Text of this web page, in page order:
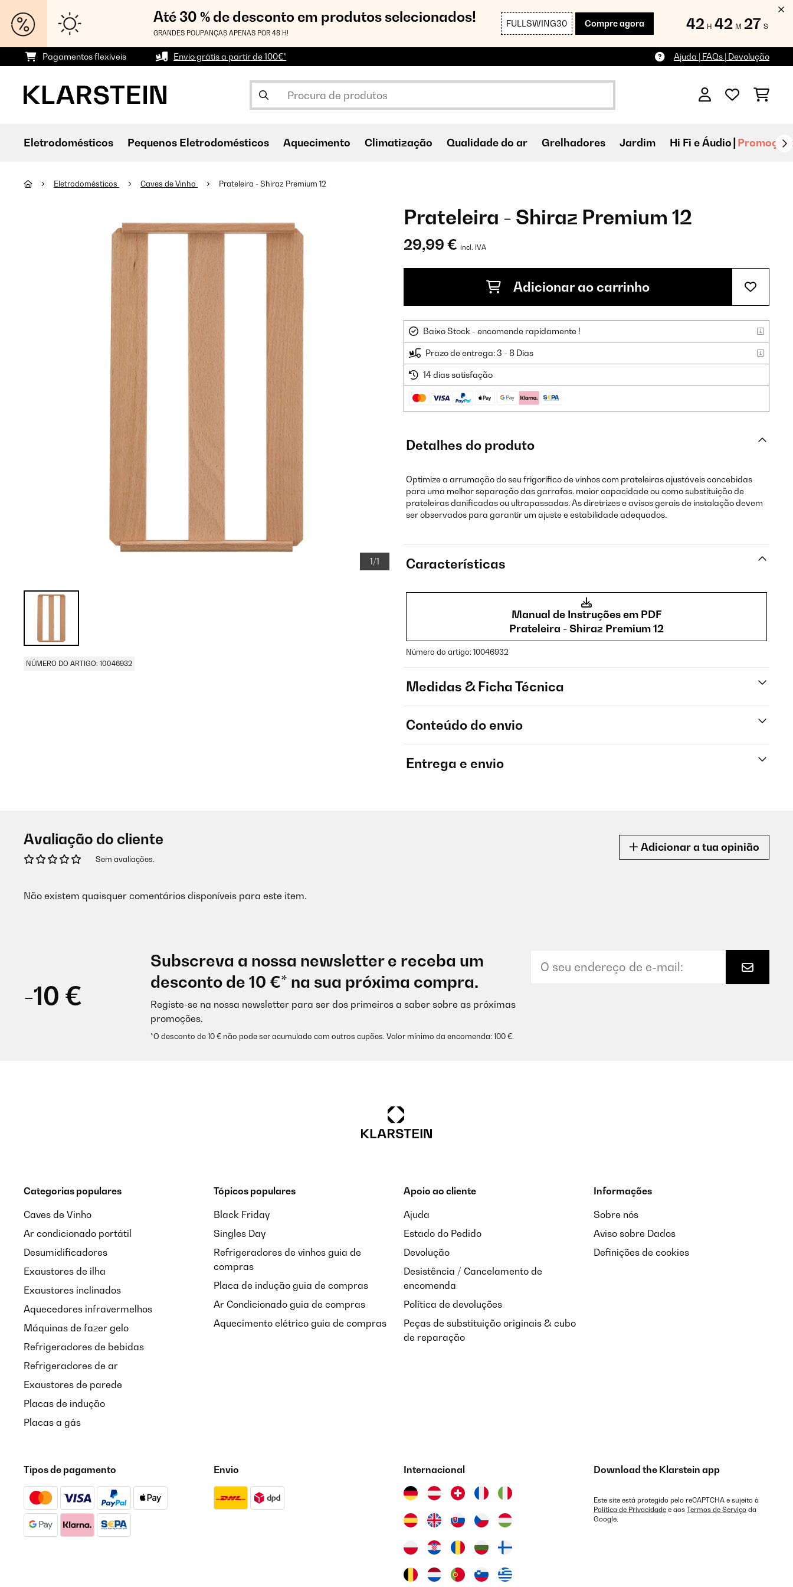
Até 30 % de desconto em produtos selecionados!
GRANDES POUPANÇAS APENAS POR 48 H!
FULLSWING30 Compre agora 42 H 42 M 25 S
Pagamentos flexíveis Envio grátis a partir de 100€* Ajuda | FAQs | Devolução
Eletrodomésticos Pequenos Eletrodomésticos Aquecimento Climatização Qualidade do ar Grelhadores Jardim Hi Fi e Áudio
Eletrodomésticos Caves de Vinho Prateleira - Shiraz Premium 12
1/1
NÚMERO DO ARTIGO: 10046932
Prateleira - Shiraz Premium 12
29,99 € incl. IVA
Adicionar ao carrinho
Baixo Stock - encomende rapidamente !
Prazo de entrega: 3 - 8 Dias
14 dias satisfação
Detalhes do produto
Optimize a arrumação do seu frigorífico de vinhos com prateleiras ajustáveis concebidas
para uma melhor separação das garrafas, maior capacidade ou como substituição de
prateleiras danificadas ou ultrapassadas. As diretrizes e avisos gerais de instalação devem
ser observados para garantir um ajuste e estabilidade adequados.
Características
Manual de Instruções em PDF
Prateleira - Shiraz Premium 12
Número do artigo: 10046932
Medidas & Ficha Técnica
Conteúdo do envio
Entrega e envio
Avaliação do cliente
Sem avaliações.
Adicionar a tua opinião
Não existem quaisquer comentários disponíveis para este item.
-10 €
Subscreva a nossa newsletter e receba um
desconto de 10 €* na sua próxima compra.
Registe-se na nossa newsletter para ser dos primeiros a saber sobre as próximas
promoções.
*O desconto de 10 € não pode ser acumulado com outros cupões. Valor mínimo da encomenda: 100 €.
Categorias populares
Caves de Vinho
Ar condicionado portátil
Desumidificadores
Exaustores de ilha
Exaustores inclinados
Aquecedores infravermelhos
Máquinas de fazer gelo
Refrigeradores de bebidas
Refrigeradores de ar
Exaustores de parede
Placas de indução
Placas a gás
Tópicos populares
Black Friday
Singles Day
Refrigeradores de vinhos guia de
compras
Placa de indução guia de compras
Ar Condicionado guia de compras
Aquecimento elétrico guia de compras
Apoio ao cliente
Ajuda
Estado do Pedido
Devolução
Desistência / Cancelamento de
encomenda
Política de devoluções
Peças de substituição originais & cubo
de reparação
Informações
Sobre nós
Aviso sobre Dados
Definições de cookies
Tipos de pagamento Envio Internacional Download the Klarstein app
Este site está protegido pelo reCAPTCHA e sujeito à
Política de Privacidade e aos Termos de Serviço da
Google.